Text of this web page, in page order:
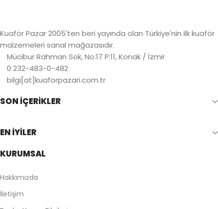
Kuaför Pazar 2005'ten beri yayında olan Türkiye'nin ilk kuaför
malzemeleri sanal mağazasıdır.
Mücibur Rahman Sok, No:17 P:11, Konak / İzmir
0 232-483-0-482
bilgi[at]kuaforpazari.com.tr
SON İÇERİKLER
EN İYİLER
KURUMSAL
Hakkımızda
İletişim